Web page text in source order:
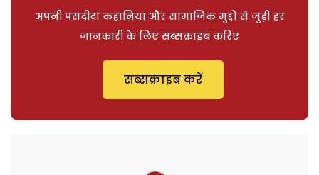
अपनी पसंदीदा कहानियां और सामाजिक मुद्दों से जुड़ी हर
जानकारी के लिए सब्सक्राइब करिए
सब्सक्राइब करें